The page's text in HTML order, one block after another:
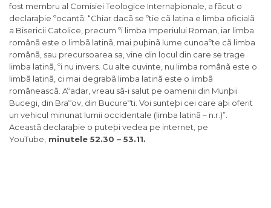
fost membru al Comisiei Teologice Internaþionale, a fãcut o
declaraþie ºocantã: “Chiar dacã se ºtie cã latina e limba oficialã
a Bisericii Catolice, precum ºi limba Imperiului Roman, iar limba
românã este o limbã latinã, mai puþinã lume cunoaºte cã limba
românã, sau precursoarea sa, vine din locul din care se trage
limba latinã, ºi nu invers. Cu alte cuvinte, nu limba românã este o
limbã latinã, ci mai degrabã limba latinã este o limbã
româneascã. Aºadar, vreau sã-i salut pe oamenii din Munþii
Bucegi, din Braºov, din Bucureºti. Voi sunteþi cei care aþi oferit
un vehicul minunat lumii occidentale (limba latinã – n.r.)”.
Aceastã declaraþie o puteþi vedea pe internet, pe
YouTube, minutele 52.30 – 53.11.